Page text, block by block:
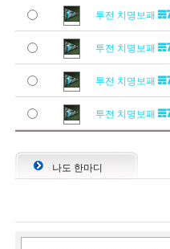
투전 치명보패
투전 치명보패
투전 치명보패
투전 치명보패
나도 한마디